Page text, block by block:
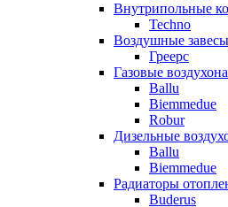
Внутрипольные
Techno
Воздушные завесы
Греерс
Газовые
Ballu
Biemmedue
Robur
Дизельные
Ballu
Biemmedue
Радиаторы
Buderus